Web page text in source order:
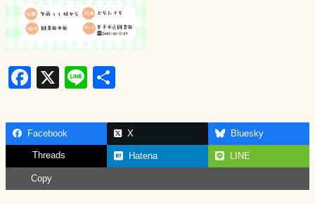
F
c
e
b
o
X
Li
e
ar
e
Facebook X Bluesky
Threads Hatena LINE
Copy